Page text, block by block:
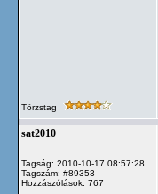
Törzstag
sat2010
Tagság: 2010-10-17 08:57:28
Tagszám: #89353
Hozzászólások: 767